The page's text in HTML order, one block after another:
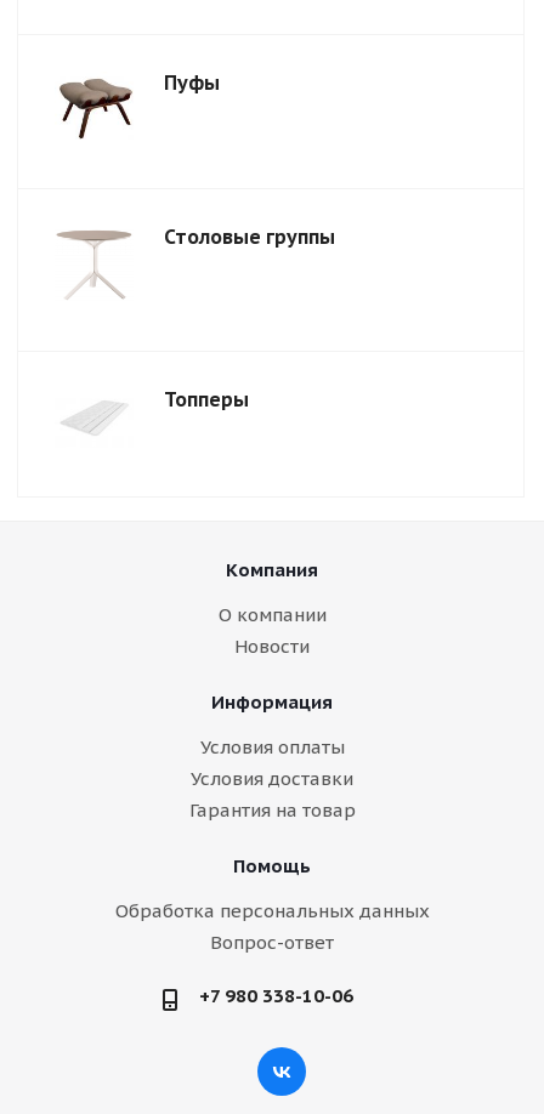
Пуфы
Столовые группы
Топперы
Компания
О компании
Новости
Информация
Условия оплаты
Условия доставки
Гарантия на товар
Помощь
Обработка персональных данных
Вопрос-ответ
+7 980 338-10-06